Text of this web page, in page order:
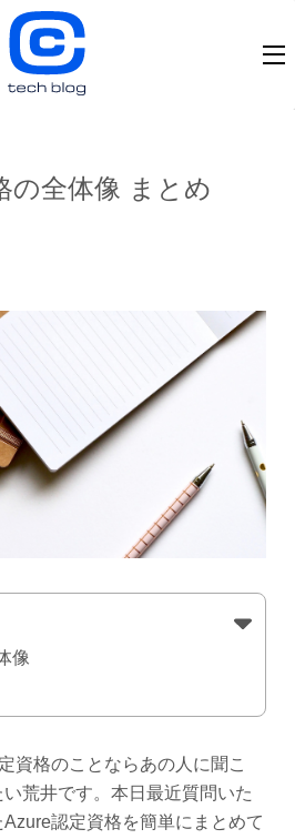
の全体像 まとめ
像
資格のことならあの人に聞こ
荒井です。本日最近質問いた
認定資格を簡単にまとめて